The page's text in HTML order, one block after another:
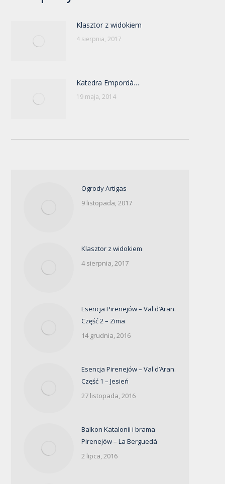
Klasztor z widokiem
4 sierpnia, 2017
Katedra Empordà…
19 maja, 2014
Ogrody Artigas
9 listopada, 2017
Klasztor z widokiem
4 sierpnia, 2017
Esencja Pirenejów – Val d’Aran.
Część 2 – Zima
14 grudnia, 2016
Esencja Pirenejów – Val d’Aran.
Część 1 – Jesień
27 listopada, 2016
Balkon Katalonii i brama
Pirenejów – La Berguedà
2 lipca, 2016